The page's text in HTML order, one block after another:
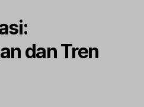
dan Tren